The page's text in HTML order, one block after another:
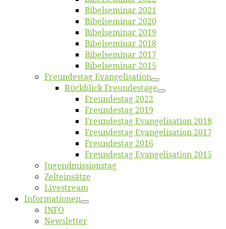
Bi­bel­se­mi­nar 2021
Bi­bel­se­mi­nar 2020
Bi­bel­se­mi­nar 2019
Bi­bel­se­mi­nar 2018
Bibelsemi­nar 2017
Bibelsemi­nar 2015
Freun­des­tag Evangelisation
Rück­blick Freundestage
Freun­des­tag 2022
Freun­des­tag 2019
Freun­des­tag Evan­ge­li­sa­ti­on 2018
Freun­des­tag Evan­ge­li­sa­ti­on 2017
Freun­des­tag 2016
Freun­des­tag Evan­ge­li­sa­ti­on 2015
Jugend­mis­sions­tag
Zelt­ein­sät­ze
Live­stream
Informatio­nen
INFO
News­let­ter